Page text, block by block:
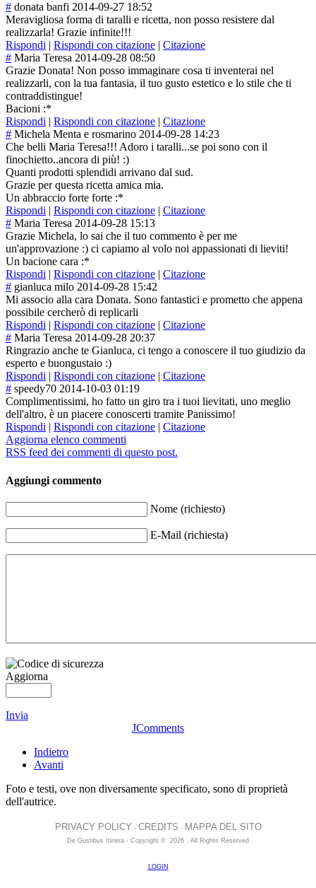
# donata banfi 2014-09-27 18:52
Meravigliosa forma di taralli e ricetta, non posso resistere dal
realizzarla! Grazie infinite!!!
Rispondi | Rispondi con citazione | Citazione
# Maria Teresa 2014-09-28 08:50
Grazie Donata! Non posso immaginare cosa ti inventerai nel
realizzarli, con la tua fantasia, il tuo gusto estetico e lo stile che ti
contraddistingue!
Bacioni :*
Rispondi | Rispondi con citazione | Citazione
# Michela Menta e rosmarino 2014-09-28 14:23
Che belli Maria Teresa!!! Adoro i taralli...se poi sono con il
finochietto..ancora di più! :)
Quanti prodotti splendidi arrivano dal sud.
Grazie per questa ricetta amica mia.
Un abbraccio forte forte :*
Rispondi | Rispondi con citazione | Citazione
# Maria Teresa 2014-09-28 15:13
Grazie Michela, lo sai che il tuo commento è per me
un'approvazione :) ci capiamo al volo noi appassionati di lieviti!
Un bacione cara :*
Rispondi | Rispondi con citazione | Citazione
# gianluca milo 2014-09-28 15:42
Mi associo alla cara Donata. Sono fantastici e prometto che appena
possibile cercherò di replicarli
Rispondi | Rispondi con citazione | Citazione
# Maria Teresa 2014-09-28 20:37
Ringrazio anche te Gianluca, ci tengo a conoscere il tuo giudizio da
esperto e buongustaio :)
Rispondi | Rispondi con citazione | Citazione
# speedy70 2014-10-03 01:19
Complimentissimi, ho fatto un giro tra i tuoi lievitati, uno meglio
dell'altro, è un piacere conoscerti tramite Panissimo!
Rispondi | Rispondi con citazione | Citazione
Aggiorna elenco commenti
RSS feed dei commenti di questo post.
Aggiungi commento
Nome (richiesto)
E-Mail (richiesta)
Aggiorna
Invia
JComments
Indietro
Avanti
Foto e testi, ove non diversamente specificato, sono di proprietà
dell'autrice.
PRIVACY POLICY - CREDITS - MAPPA DEL SITO
De Gustibus Itinera - Copyright © 2026 All Rights Reserved
LOGIN